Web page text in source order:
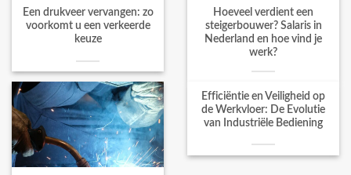
Een drukveer vervangen: zo
voorkomt u een verkeerde
keuze
Hoeveel verdient een
steigerbouwer? Salaris in
Nederland en hoe vind je
werk?
Efficiëntie en Veiligheid op
de Werkvloer: De Evolutie
van Industriële Bediening